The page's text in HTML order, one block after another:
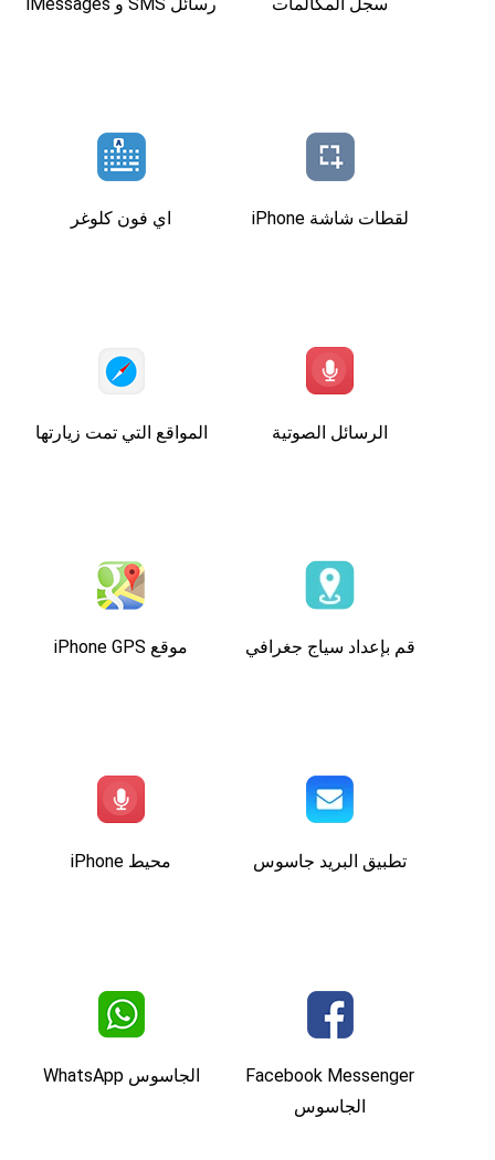
اي فون كلوغر لقطات شاشة iPhone
المواقع التي تمت زيارتها الرسائل الصوتية
موقع iPhone GPS قم بإعداد سياج جغرافي
محيط iPhone تطبيق البريد جاسوس
الجاسوس WhatsApp
Facebook Messenger
الجاسوس